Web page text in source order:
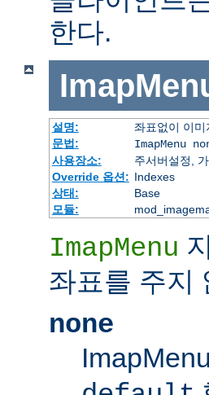
한다.
설명:
좌표없이 이
문법:
ImapMenu
사용장소:
주서버설정,
Override 옵션: Indexes
상태:
Base
모듈:
ImapMenu
좌표를 주지
none